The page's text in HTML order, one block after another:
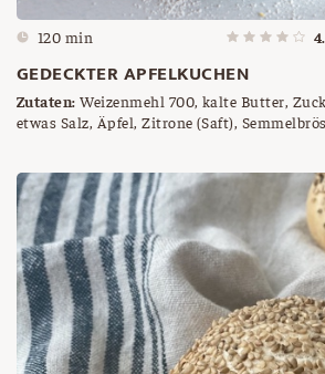
120 min
GEDECKTER APFELKUCHEN
Zutaten: Weizenmehl 700, kalte Butter,
etwas Salz, Äpfel, Zitrone (Saft),